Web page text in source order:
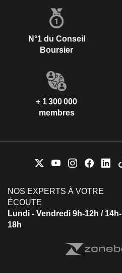
N°1 du Conseil
Boursier
+ 1 300 000
membres
NOS EXPERTS À VOTRE
ÉCOUTE
Lundi - Vendredi 9h-12h / 14h-
18h